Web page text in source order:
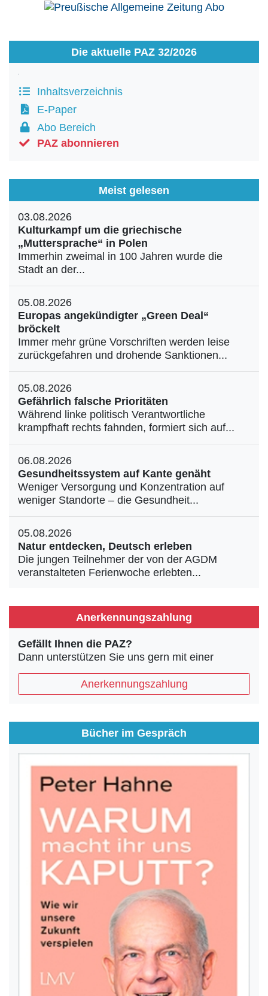
Die aktuelle PAZ 32/2026
Inhaltsverzeichnis
E-Paper
Abo Bereich
PAZ abonnieren
Meist gelesen
03.08.2026
Kulturkampf um die griechische
„Muttersprache“ in Polen
Immerhin zweimal in 100 Jahren wurde die
Stadt an der...
05.08.2026
Europas angekündigter „Green Deal“
bröckelt
Immer mehr grüne Vorschriften werden leise
zurückgefahren und drohende Sanktionen...
05.08.2026
Gefährlich falsche Prioritäten
Während linke politisch Verantwortliche
krampfhaft rechts fahnden, formiert sich auf...
06.08.2026
Gesundheitssystem auf Kante genäht
Weniger Versorgung und Konzentration auf
weniger Standorte – die Gesundheit...
05.08.2026
Natur entdecken, Deutsch erleben
Die jungen Teilnehmer der von der AGDM
veranstalteten Ferienwoche erlebten...
Anerkennungszahlung
Gefällt Ihnen die PAZ?
Dann unterstützen Sie uns gern mit einer
Anerkennungszahlung
Bücher im Gespräch